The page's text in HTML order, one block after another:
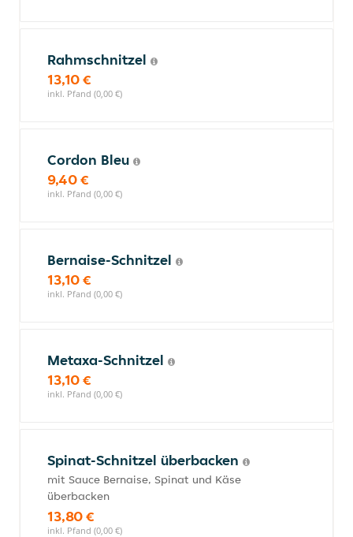
Rahmschnitzel
13,10 €
inkl. Pfand (0,00 €)
Cordon Bleu
9,40 €
inkl. Pfand (0,00 €)
Bernaise-Schnitzel
13,10 €
inkl. Pfand (0,00 €)
Metaxa-Schnitzel
13,10 €
inkl. Pfand (0,00 €)
Spinat-Schnitzel überbacken
mit Sauce Bernaise, Spinat und Käse
überbacken
13,80 €
inkl. Pfand (0,00 €)